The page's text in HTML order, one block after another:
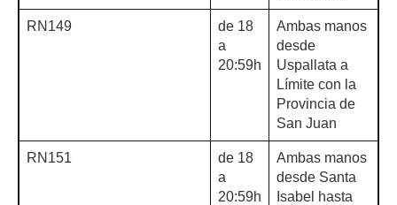
RN149
de 18
a
20:59h
Ambas manos
desde
Uspallata a
Límite con la
Provincia de
San Juan
RN151
de 18
a
20:59h
Ambas manos
desde Santa
Isabel hasta